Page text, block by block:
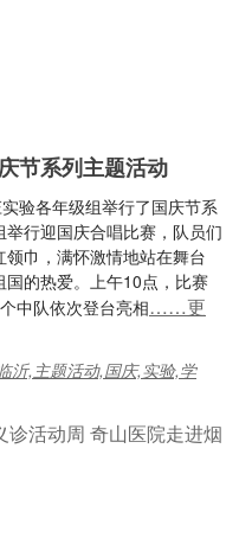
节系列主题活动
验各年级组举行了国庆节系
行迎国庆合唱比赛，队员们
巾，满怀激情地站在舞台
的热爱。上午10点，比赛
中队依次登台亮相……更
沂,主题活动,国庆,实验,学